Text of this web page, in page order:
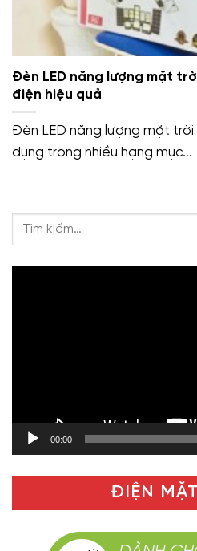
Đèn LED năng lượng mặt
điện hiệu quả
Đèn LED năng lượng mặt
dụng trong nhiều hạng mục...
00:00
ĐIỆN